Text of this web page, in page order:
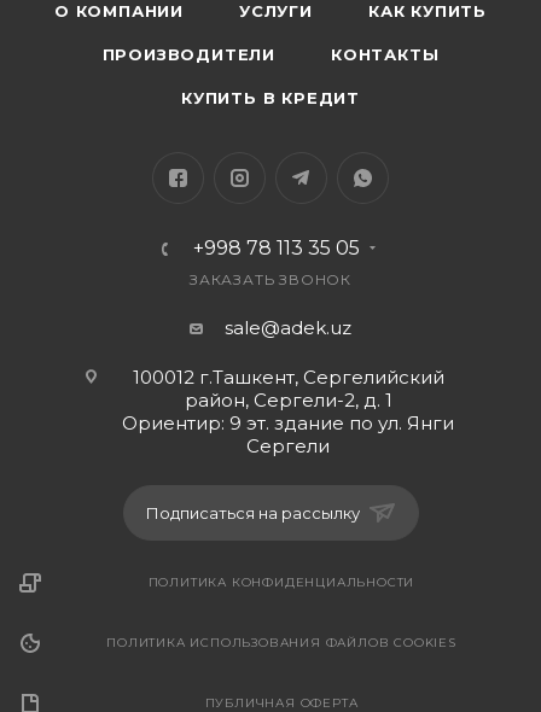
О КОМПАНИИ УСЛУГИ КАК КУПИТЬ
ПРОИЗВОДИТЕЛИ КОНТАКТЫ
КУПИТЬ В КРЕДИТ
+998 78 113 35 05
ЗАКАЗАТЬ ЗВОНОК
sale@adek.uz
100012 г.Ташкент, Сергелийский
район, Сергели-2, д. 1
Ориентир: 9 эт. здание по ул. Янги
Сергели
Подписаться на рассылку
ПОЛИТИКА КОНФИДЕНЦИАЛЬНОСТИ
ПОЛИТИКА ИСПОЛЬЗОВАНИЯ ФАЙЛОВ COOKIES
ПУБЛИЧНАЯ ОФЕРТА